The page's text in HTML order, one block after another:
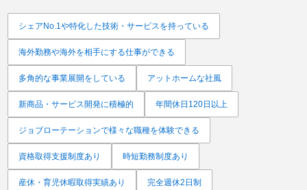
シェアNo.1や特化した技術・サービスを持っている
海外勤務や海外を相手にする仕事ができる
多角的な事業展開をしている アットホームな社風
新商品・サービス開発に積極的 年間休日120日以上
ジョブローテーションで様々な職種を体験できる
資格取得支援制度あり 時短勤務制度あり
産休・育児休暇取得実績あり 完全週休2日制